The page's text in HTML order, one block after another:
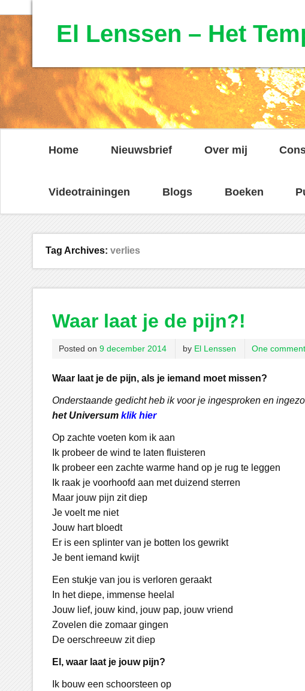
El Lenssen – Het
Home Nieuwsbrief Over mij
Videotrainingen Blogs Boeken
Tag Archives: verlies
Waar laat je de pijn?!
Posted on 9 december 2014 by El Lenssen One comment
Waar laat je de pijn, als je iemand moet missen?
Onderstaande gedicht heb ik voor je ingesproken en
het Universum klik hier
Op zachte voeten kom ik aan
Ik probeer de wind te laten fluisteren
Ik probeer een zachte warme hand op je rug te leggen
Ik raak je voorhoofd aan met duizend sterren
Maar jouw pijn zit diep
Je voelt me niet
Jouw hart bloedt
Er is een splinter van je botten los gewrikt
Je bent iemand kwijt
Een stukje van jou is verloren geraakt
In het diepe, immense heelal
Jouw lief, jouw kind, jouw pap, jouw vriend
Zovelen die zomaar gingen
De oerschreeuw zit diep
El, waar laat je jouw pijn?
Ik bouw een schoorsteen op